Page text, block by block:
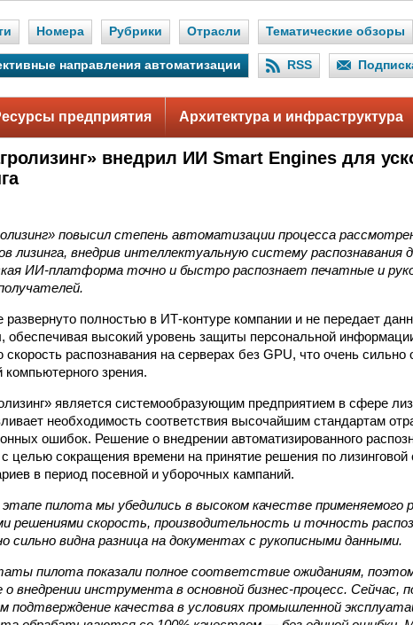
Номера Рубрики Отрасли Тематические обзоры
направления автоматизации RSS
предприятия Архитектура и инфраструктура
внедрил ИИ Smart Engines для
повысил степень автоматизации процесса
лизинга, внедрив интеллектуальную систему распознавания
ИИ-платформа точно и быстро распознает печатные и
развернуто полностью в ИТ-контуре компании и не передает
обеспечивая высокий уровень защиты персональной
скорость распознавания на серверах без GPU, что очень сильно
компьютерного зрения.
является системообразующим предприятием в сфере
необходимость соответствия высочайшим стандартам
ошибок. Решение о внедрении автоматизированного
с целью сокращения времени на принятие решения по
в период посевной и уборочных кампаний.
пилота мы убедились в высоком качестве применяемого
решениями скорость, производительность и точность
сильно видна разница на документах с рукописными данными.
пилота показали полное соответствие ожиданиям,
о внедрении инструмента в основной бизнес-процесс. Сейчас,
подтверждение качества в условиях промышленной